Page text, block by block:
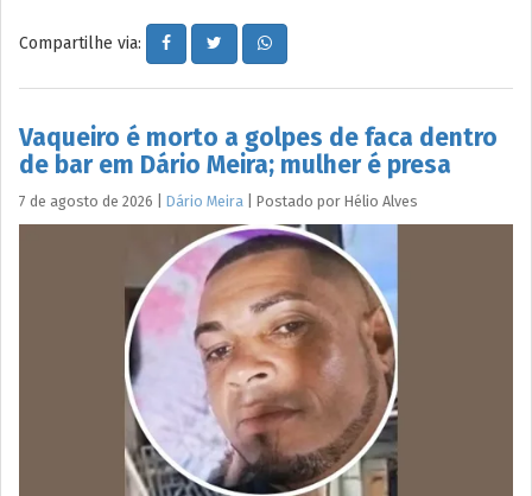
Compartilhe via:
Vaqueiro é morto a golpes de faca dentro
de bar em Dário Meira; mulher é presa
7 de agosto de 2026 Dário Meira Postado por Hélio Alves